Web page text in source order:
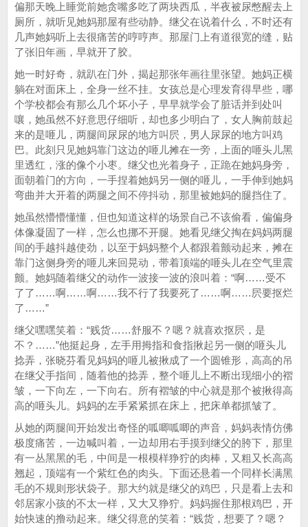
偏那天晚上睡觉前她贪嘴多吃了两块西瓜，半夜被尿憋醒去上
厕所，就听见她妈那屋有些动静。继父在说着什么，不时还有
几声她妈听上去很痛苦的哼哼声。那屋门上有道很宽的缝，贴
了张旧年画，早就开了胶。
她一时好奇，就趴在门外，揭起那张年画往里张望。她妈正横
躺在对面床上，全身一丝不挂。女孩总是心理发育得早些，哪
个学校都会有那么几个坏小子，早早就学会了脏话并到处叫
嚷，她虽然不好意思仔细听，却也多少明白了，女人胸前鼓起
来的是咂儿，两腿间尿尿的地方叫屄，男人尿尿的地方叫鸡
巴。此刻只见她妈靠门这边的咂儿摊在一旁，上面的咂头儿黑
里透红，涨的像个小枣。继父也光着身子，正跪在她妈身旁，
面朝着门的方向，一手捏着她妈另一侧的咂儿，一手伸到她妈
弯曲并大开着的两腿之间不停抖动，那里被她妈的腿挡住了。
她虽然懵懵懂懂，但也知道这样的场景自己不该偷看，偏偏身
体像凝固了一样，怎么也挪不开腿。她看见继父掏在妈妈两腿
间的手越抖越使劲，以至于妈妈整个人都跟着颤动起来，摊在
靠门这侧身旁的咂儿来回晃动，带着顶端的咂头儿在空气里震
颤。她妈随着继父的动作一波接一波的浪叫着：“啊……受不
了了……啊……啊……我不行了我要死了……啊……屄要抠烂
了……”
继父嘿嘿笑着：“贱货……舒服不？嗯？就喜欢抠屄，是
不？……”他挺起身，左手用拇指和食指揪起另一侧的咂头儿
捻弄，张晓芬看见妈妈的咂儿被揪成了一个圆锥形，高高的吊
在继父手指间，随着他的捻弄，整个咂儿上不断出现细小的褶
皱，一下向左，一下向右。所有褶皱的中心就是那个被揪得高
高的咂头儿。妈妈的左手紧紧抓在床上，把床单都抓皱了。
从她的两腿间开始发出奇怪的呱唧呱唧的声音，妈妈表情仿佛
极度痛苦，一边喊叫着，一边却用右手摸到继父的胯下，那里
有一丛黑黑的毛，中间是一根模样狰狞的肉棒，又粗又长高高
翘起，顶端有一个紫红色的肉头。下面还悬着一个同样长满黑
毛的不规则形状袋子。那大约就是继父的鸡巴，只是看上去和
邻居家小孩的不太一样，又大又狰狞。妈妈握住那根鸡巴，开
始快速的撸动起来。继父得意的笑着：“贱货，想要了？嗯？